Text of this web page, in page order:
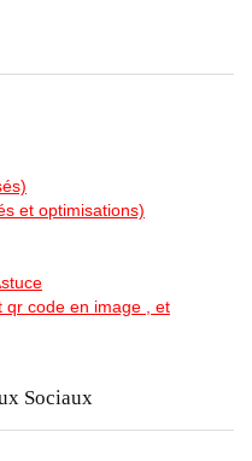
et optimisations)
qr code en image , et
Sociaux